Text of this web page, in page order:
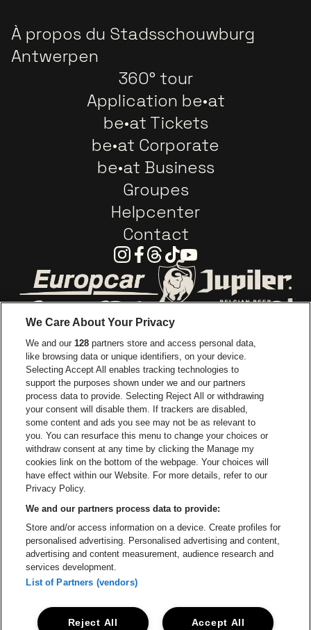
À propos du Stadsschouwburg
Antwerpen
360° tour
Application be•at
be•at Tickets
be•at Corporate
be•at Business
Groupes
Helpcenter
Contact
Instagram
Facebook
Threads
TiktokYoutube
Visitez le site de Europcar
Visitez le site de Coca-Cola
Visitez le site de Red Bull
Visitez le
Visitez le site de Champagne Pommery
Visitez le site de Le
Visitez le site de Le logo Lillet en
Visitez le site
Visitez le site de Gazet van
Visitez le site
Stadsschouwburg Antwerpen fait partie debe•at
Stadsschouwburg Antwerpen
Be-At Venues
Schijnpoortweg 119, 2170 Anvers
BTW (BE) 0461.051.688 - RPR Antwerpen
BNP Paribas Fortis - IBAN: BE93 2200 4925 0067 - BIC:
GEBABEBB
We Care About Your Privacy
We and our128 partners store and access personal data,
like browsing data or unique identifiers, on your device.
Selecting Accept All enables tracking technologies to
support the purposes shown under we and our partners
process data to provide. Selecting Reject All or withdrawing
your consent will disable them. If trackers are disabled,
some content and ads you see may not be as relevant to
you. You can resurface this menu to change your choices or
withdraw consent at any time by clicking the Manage my
cookies link on the bottom of the webpage. Your choices will
have effect within our Website. For more details, refer to our
Privacy Policy.
We and our partners process data to provide:
Store and/or access information on a device. Create profiles for
personalised advertising. Personalised advertising and content,
advertising and content measurement, audience research and
services development.
List of Partners (vendors)
Accept All
Reject All